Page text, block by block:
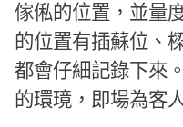
傢俬的位置，並量
的位置有插蘇位、
都會仔細記錄下來
的環璄，即場為客